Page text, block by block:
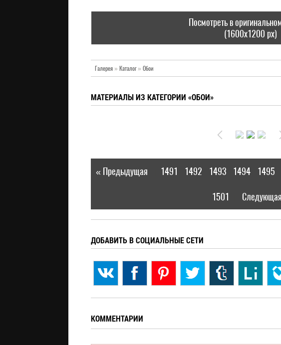
Посмотреть в
(1600x1200 px)
Галерея» Каталог» Обои
МАТЕРИАЛЫ ИЗ КАТЕГОРИИ «ОБОИ»
« Предыдущая 1491 1492 1493 1494 1495
1501
ДОБАВИТЬ В СОЦИАЛЬНЫЕ СЕТИ
КОММЕНТАРИИ